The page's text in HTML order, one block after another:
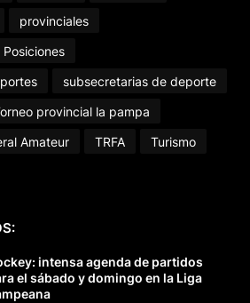
provinciales
subsecretarias de deporte
provincial la pampa
Amateur
TRFA
Turismo
intensa agenda de partidos
el sábado y domingo en la Liga